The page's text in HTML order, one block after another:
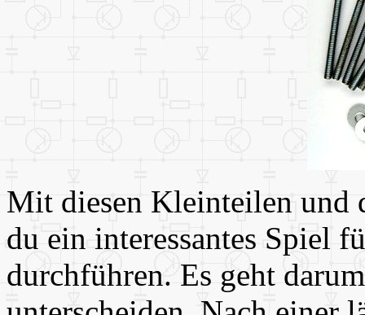
Mit diesen Kleinteilen und
du ein interessantes Spiel
durchführen. Es geht